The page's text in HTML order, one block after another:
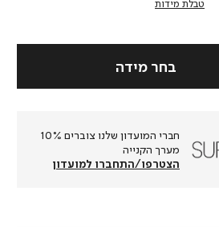
טבלת מידות
חברי המועדון שלנו צוברים 10%
מערך הקנייה
הצטרפו/התחברו למועדון